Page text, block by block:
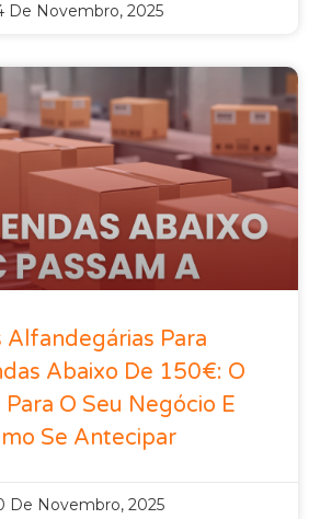
De Novembro, 2025
Alfandegárias Para
Abaixo De 150€: O
O Seu Negócio E
Se Antecipar
De Novembro, 2025